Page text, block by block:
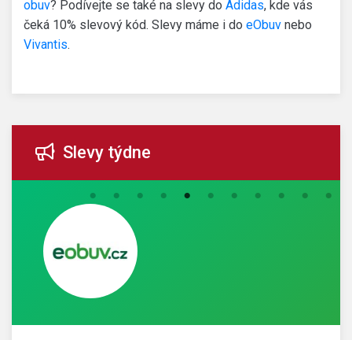
obuv? Podívejte se také na slevy do Adidas, kde vás
čeká 10% slevový kód. Slevy máme i do eObuv nebo
Vivantis.
Slevy týdne